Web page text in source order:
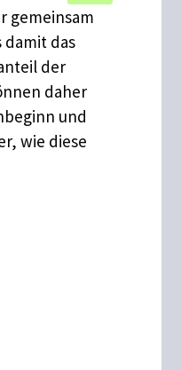
gemeinsam
damit das
der
daher
und
wie diese